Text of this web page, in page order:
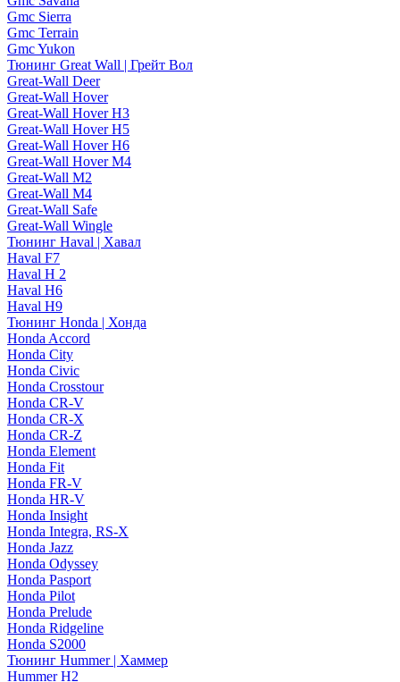
Gmc Sierra
Gmc Terrain
Gmc Yukon
Тюнинг Great Wall | Грейт Вол
Great-Wall Deer
Great-Wall Hover
Great-Wall Hover H3
Great-Wall Hover H5
Great-Wall Hover H6
Great-Wall Hover M4
Great-Wall M2
Great-Wall M4
Great-Wall Safe
Great-Wall Wingle
Тюнинг Haval | Хавал
Haval F7
Haval H 2
Haval H6
Haval H9
Тюнинг Honda | Хонда
Honda Accord
Honda City
Honda Civic
Honda Crosstour
Honda CR-V
Honda CR-X
Honda CR-Z
Honda Element
Honda Fit
Honda FR-V
Honda HR-V
Honda Insight
Honda Integra, RS-X
Honda Jazz
Honda Odyssey
Honda Pasport
Honda Pilot
Honda Prelude
Honda Ridgeline
Honda S2000
Тюнинг Hummer | Хаммер
Hummer H2